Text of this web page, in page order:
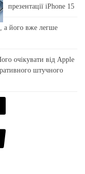
презентації iPhone 15
а його вже легше
очікувати від Apple
штучного